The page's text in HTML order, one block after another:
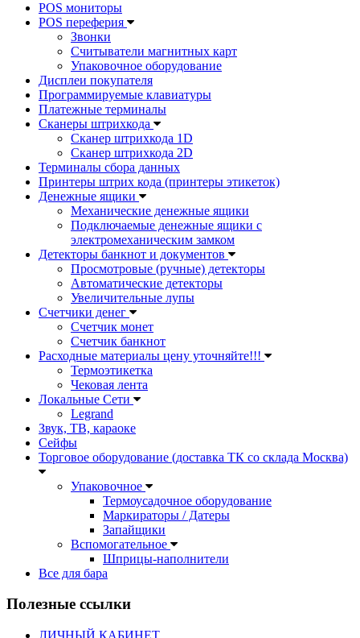
POS мониторы
POS переферия
Звонки
Считыватели магнитных карт
Упаковочное оборудование
Дисплеи покупателя
Программируемые клавиатуры
Платежные терминалы
Сканеры штрихкода
Сканер штрихкода 1D
Сканер штрихкода 2D
Терминалы сбора данных
Принтеры штрих кода (принтеры этикеток)
Денежные ящики
Механические денежные ящики
Подключаемые денежные ящики с
электромеханическим замком
Детекторы банкнот и документов
Просмотровые (ручные) детекторы
Автоматические детекторы
Увеличительные лупы
Счетчики денег
Счетчик монет
Счетчик банкнот
Расходные материалы цену уточняйте!!!
Термоэтикетка
Чековая лента
Локальные Сети
Legrand
Звук, ТВ, караоке
Сейфы
Торговое оборудование (доставка ТК со склада Москва)
Упаковочное
Термоусадочное оборудование
Маркираторы / Датеры
Запайщики
Вспомогательное
Шприцы-наполнители
Все для бара
Полезные ссылки
ЛИЧНЫЙ КАБИНЕТ